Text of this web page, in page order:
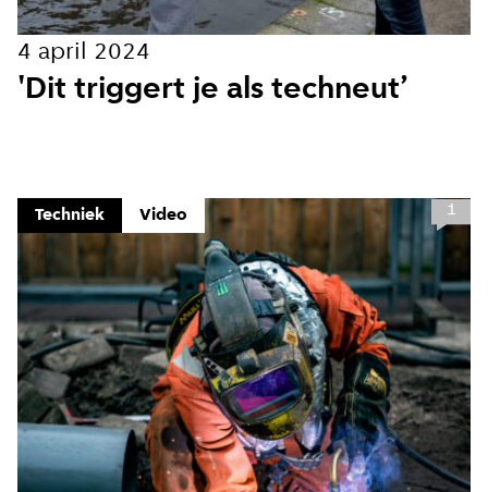
'Dit triggert je als techneut’
4 april 2024
Techniek Video 1